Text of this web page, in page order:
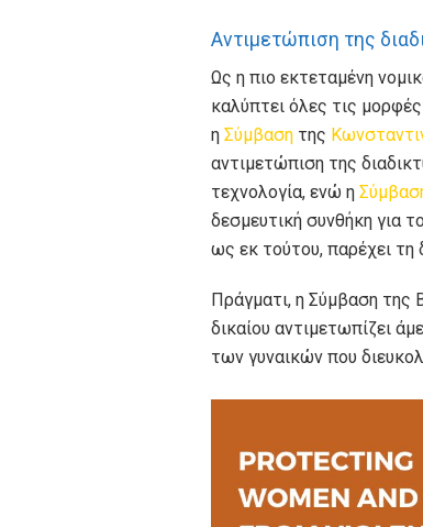
Αντιμετώπιση της
Ως η πιο εκτεταμένη
καλύπτει όλες τις
η Σύμβαση της
αντιμετώπιση της
τεχνολογία, ενώ η
δεσμευτική συνθήκη για
ως εκ τούτου, παρέχει τη
Πράγματι, η Σύμβαση της
δικαίου αντιμετωπίζει
των γυναικών που